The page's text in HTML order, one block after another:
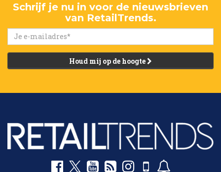
Schrijf je nu in voor de nieuwsbrieven
van RetailTrends.
Houd mij op de hoogte